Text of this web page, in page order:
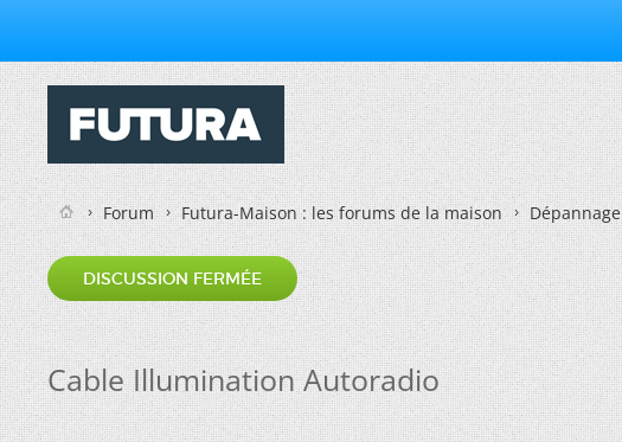
Forum Futura-Maison : les forums de la maison Dépannage
DISCUSSION FERMÉE
Cable Illumination Autoradio